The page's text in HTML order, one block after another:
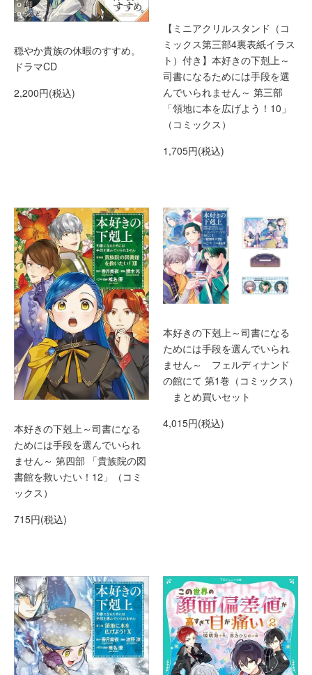
穏やか貴族の休暇のすすめ。
ドラマCD
2,200円(税込)
【ミニアクリルスタンド（コ
ミックス第三部4裏表紙イラス
ト）付き】本好きの下剋上～
司書になるためには手段を選
んでいられません～ 第三部
「領地に本を広げよう！10」
（コミックス）
1,705円(税込)
本好きの下剋上～司書になる
ためには手段を選んでいられ
ません～ 第四部 「貴族院の図
書館を救いたい！12」（コミ
ックス）
715円(税込)
本好きの下剋上～司書になる
ためには手段を選んでいられ
ません～ フェルディナンド
の館にて 第1巻（コミックス）
まとめ買いセット
4,015円(税込)